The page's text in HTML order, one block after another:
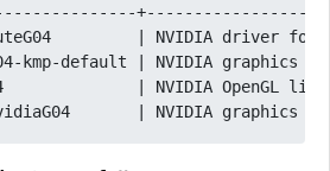
| NVIDIA driver
kmp-default | NVIDIA graphics
| NVIDIA OpenGL